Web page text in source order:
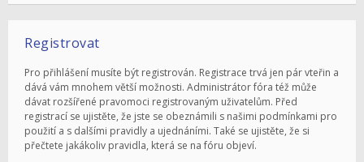
Registrovat
Pro přihlášení musíte být registrován. Registrace trvá jen pár vteřin a
dává vám mnohem větší možnosti. Administrátor fóra též může
dávat rozšířené pravomoci registrovaným uživatelům. Před
registrací se ujistěte, že jste se obeznámili s našimi podmínkami pro
použití a s dalšími pravidly a ujednáními. Také se ujistěte, že si
přečtete jakákoliv pravidla, která se na fóru objeví.